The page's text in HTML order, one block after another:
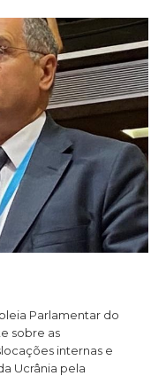
Parlamentar do
sobre as
internas e
Ucrânia pela